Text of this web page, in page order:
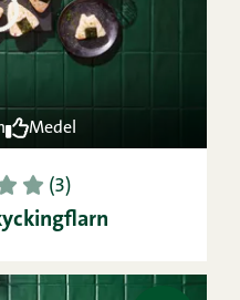
Medel
4 5 (3)